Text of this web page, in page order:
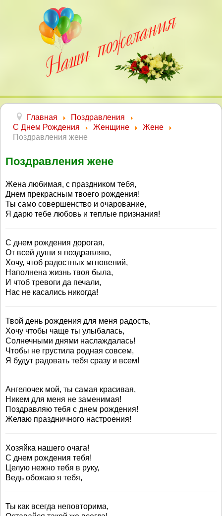
Главная
Поздравления
С Днем Рождения
Женщине
Жене
Поздравления жене
Поздравления жене
Жена любимая, с праздником тебя,
Днем прекрасным твоего рождения!
Ты само совершенство и очарование,
Я дарю тебе любовь и теплые признания!
С днем рождения дорогая,
От всей души я поздравляю,
Хочу, чтоб радостных мгновений,
Наполнена жизнь твоя была,
И чтоб тревоги да печали,
Нас не касались никогда!
Твой день рождения для меня радость,
Хочу чтобы чаще ты улыбалась,
Солнечными днями наслаждалась!
Чтобы не грустила родная совсем,
Я будут радовать тебя сразу и всем!
Ангелочек мой, ты самая красивая,
Никем для меня не заменимая!
Поздравляю тебя с днем рождения!
Желаю праздничного настроения!
Хозяйка нашего очага!
С днем рождения тебя!
Целую нежно тебя в руку,
Ведь обожаю я тебя,
Ты как всегда неповторима,